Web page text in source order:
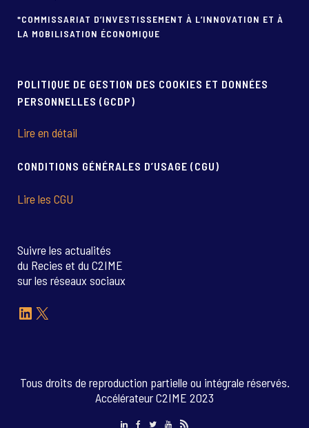
*COMMISSARIAT D’INVESTISSEMENT À L’INNOVATION ET À
LA MOBILISATION ÉCONOMIQUE
POLITIQUE DE GESTION DES COOKIES ET DONNÉES
PERSONNELLES (GCDP)
Lire en détail
CONDITIONS GÉNÉRALES D’USAGE (CGU)
Lire les CGU
Suivre les actualités
du Recies et du C2IME
sur les réseaux sociaux
LinkedIn
X
Tous droits de reproduction partielle ou intégrale réservés.
Accélérateur C2IME 2023